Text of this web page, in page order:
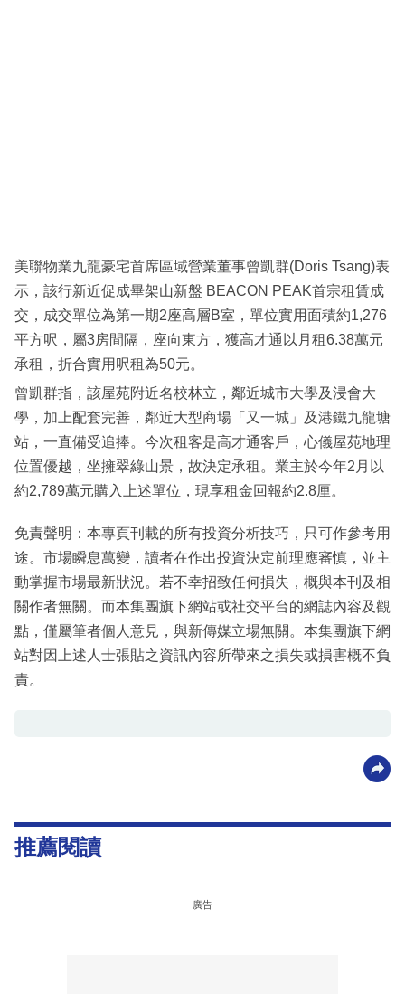
美聯物業九龍豪宅首席區域營業董事曾凱群(Doris Tsang)表
示，該行新近促成畢架山新盤 BEACON PEAK首宗租賃成
交，成交單位為第一期2座高層B室，單位實用面積約1,276
平方呎，屬3房間隔，座向東方，獲高才通以月租6.38萬元
承租，折合實用呎租為50元。
曾凱群指，該屋苑附近名校林立，鄰近城市大學及浸會大
學，加上配套完善，鄰近大型商場「又一城」及港鐵九龍塘
站，一直備受追捧。今次租客是高才通客戶，心儀屋苑地理
位置優越，坐擁翠綠山景，故決定承租。業主於今年2月以
約2,789萬元購入上述單位，現享租金回報約2.8厘。
免責聲明：本專頁刊載的所有投資分析技巧，只可作參考用
途。市場瞬息萬變，讀者在作出投資決定前理應審慎，並主
動掌握市場最新狀況。若不幸招致任何損失，概與本刊及相
關作者無關。而本集團旗下網站或社交平台的網誌內容及觀
點，僅屬筆者個人意見，與新傳媒立場無關。本集團旗下網
站對因上述人士張貼之資訊內容所帶來之損失或損害概不負
責。
推薦閱讀
廣告